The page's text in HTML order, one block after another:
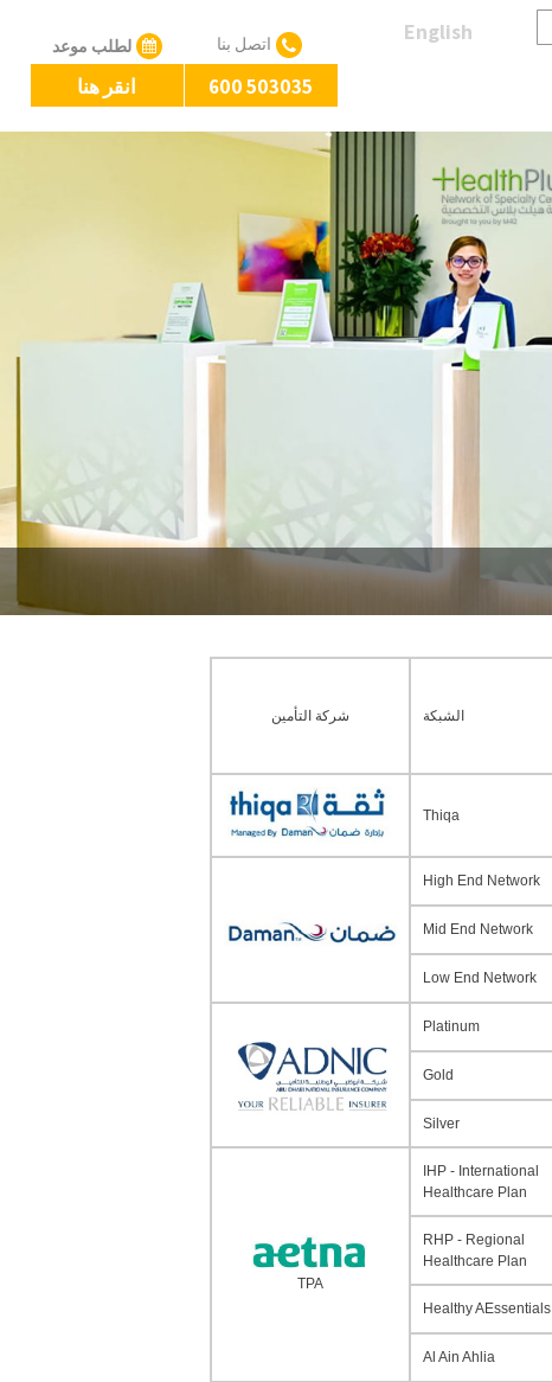
English
لطلب موعد
انقر هنا
اتصل بنا
600 503035
شركة التأمين الشبكة
Thiqa
High End Network
Mid End Network
Low End Network
Platinum
Gold
Silver
TPA
IHP - International
Healthcare Plan
RHP - Regional
Healthcare Plan
Healthy AEssentials
Al Ain Ahlia